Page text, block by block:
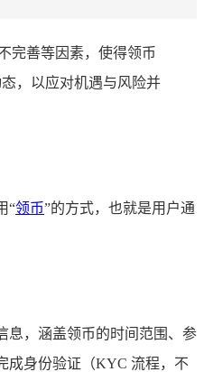
完善等因素，使得领币
，以应对机遇与风险并
“领币”的方式，也就是用户通
息，涵盖领币的时间范围、参
成身份验证（KYC 流程，不